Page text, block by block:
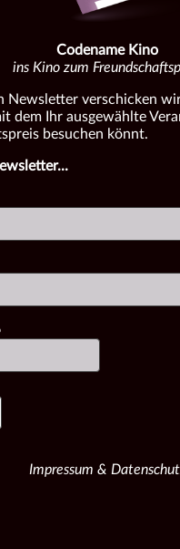
Codename Kino
ins Kino zum
Newsletter verschicken
dem Ihr ausgewählte
besuchen könnt.
Impressum &